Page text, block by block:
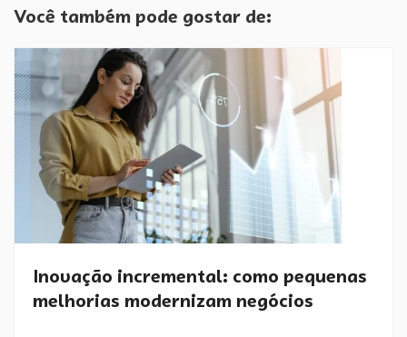
Você também pode gostar de:
Inovação incremental: como pequenas
melhorias modernizam negócios